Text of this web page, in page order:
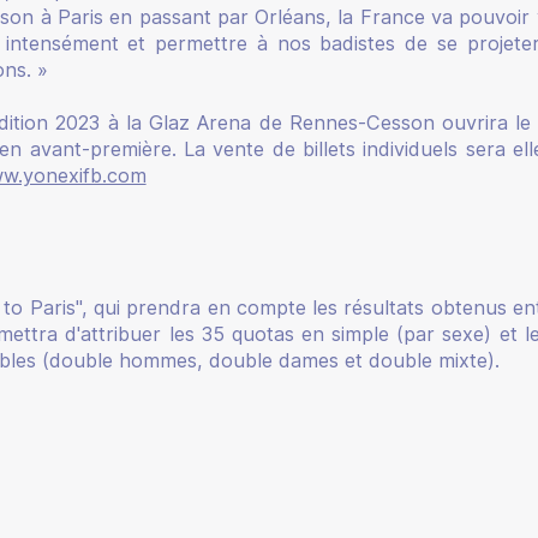
à Paris en passant par Orléans, la France va
et permettre à nos badistes de se
. »
2023 à la Glaz Arena de Rennes-Cesson ouvrira
avant-première. La vente de billets individuels sera
to Paris", qui prendra en compte les résultats obtenus
d'attribuer les 35 quotas en simple (par sexe) et
(double hommes, double dames et double mixte).